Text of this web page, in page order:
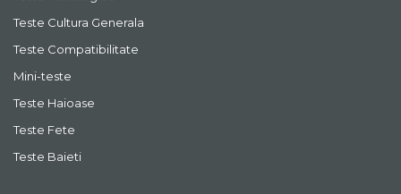
Teste Cultura Generala
Teste Compatibilitate
Mini-teste
Teste Haioase
Teste Fete
Teste Baieti